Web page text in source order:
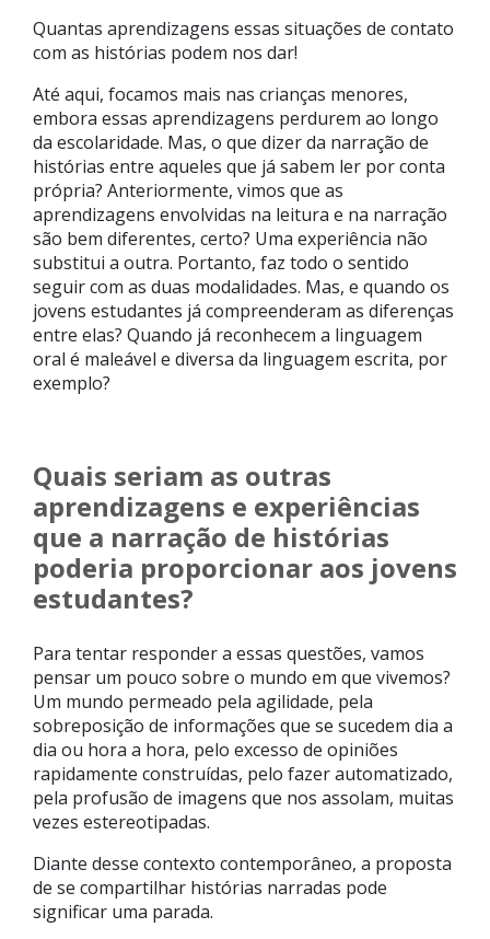
Quantas aprendizagens essas situações de contato
com as histórias podem nos dar!
Até aqui, focamos mais nas crianças menores,
embora essas aprendizagens perdurem ao longo
da escolaridade. Mas, o que dizer da narração de
histórias entre aqueles que já sabem ler por conta
própria? Anteriormente, vimos que as
aprendizagens envolvidas na leitura e na narração
são bem diferentes, certo? Uma experiência não
substitui a outra. Portanto, faz todo o sentido
seguir com as duas modalidades. Mas, e quando os
jovens estudantes já compreenderam as diferenças
entre elas? Quando já reconhecem a linguagem
oral é maleável e diversa da linguagem escrita, por
exemplo?
Quais seriam as outras
aprendizagens e experiências
que a narração de histórias
poderia proporcionar aos jovens
estudantes?
Para tentar responder a essas questões, vamos
pensar um pouco sobre o mundo em que vivemos?
Um mundo permeado pela agilidade, pela
sobreposição de informações que se sucedem dia a
dia ou hora a hora, pelo excesso de opiniões
rapidamente construídas, pelo fazer automatizado,
pela profusão de imagens que nos assolam, muitas
vezes estereotipadas.
Diante desse contexto contemporâneo, a proposta
de se compartilhar histórias narradas pode
significar uma parada.